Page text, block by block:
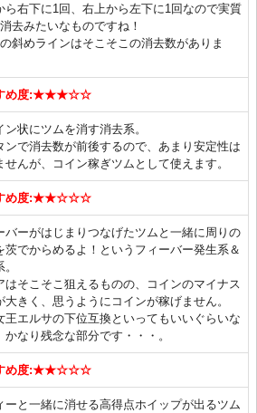
ら右下に1回、右上から左下に1回なので実質
去みたいなものですね！
斜めラインはそこそこの消去数がありま
め度:★★★☆☆
ン状にツムを消す消去系。
ンで消去数が前後するので、あまり安定性は
せんが、コイン稼ぎツムとして使えます。
め度:★★☆☆☆
バーがはじまりつなげたツムと一緒に周りの
茨でからめるよ！というフィーバー発生系＆
はそこそこ狙えるものの、コインのマイナス
大きく、思うようにコインが稼げません。
王エルサの下位互換といってもいいぐらいな
かなり残念な部分です・・・。
め度:★★☆☆☆
ーと一緒に消せる高得点ホイップが出るツム